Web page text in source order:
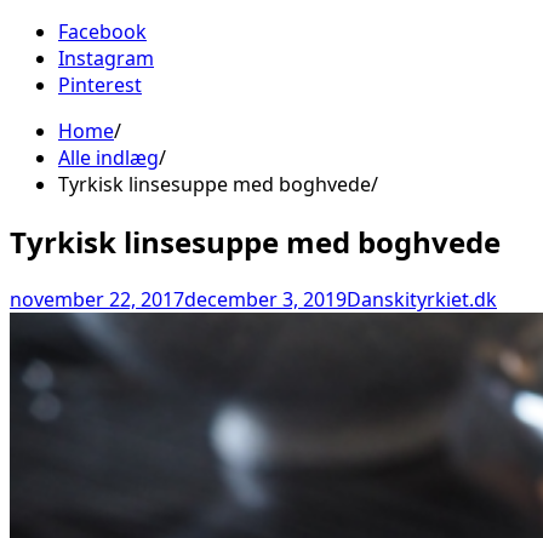
Facebook
Instagram
Pinterest
Home
Alle indlæg
Tyrkisk linsesuppe med boghvede
Tyrkisk linsesuppe med boghvede
november 22, 2017december 3, 2019Danskityrkiet.dk